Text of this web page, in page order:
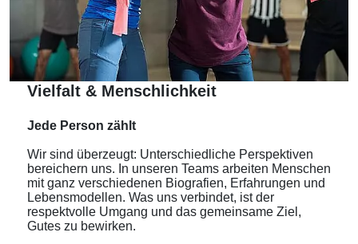
Vielfalt & Menschlichkeit
Jede Person zählt
Wir sind überzeugt: Unterschiedliche Perspektiven
bereichern uns. In unseren Teams arbeiten Menschen
mit ganz verschiedenen Biografien, Erfahrungen und
Lebensmodellen. Was uns verbindet, ist der
respektvolle Umgang und das gemeinsame Ziel,
Gutes zu bewirken.